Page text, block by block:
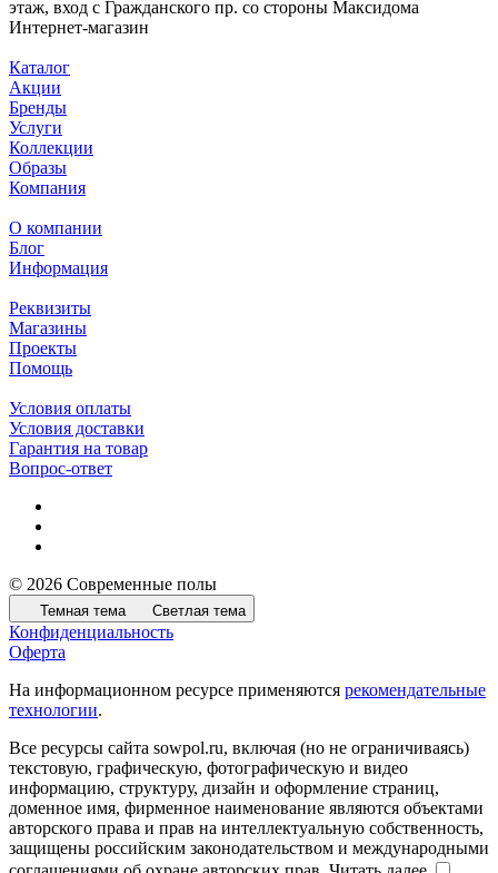
этаж, вход с Гражданского пр. со стороны Максидома
Интернет-магазин
Каталог
Акции
Бренды
Услуги
Коллекции
Образы
Компания
О компании
Блог
Информация
Реквизиты
Магазины
Проекты
Помощь
Условия оплаты
Условия доставки
Гарантия на товар
Вопрос-ответ
© 2026 Современные полы
Темная тема Светлая тема
Конфиденциальность
Оферта
На информационном ресурсе применяются рекомендательные
технологии.
Все ресурсы сайта sowpol.ru, включая (но не ограничиваясь)
текстовую, графическую, фотографическую и видео
информацию, структуру, дизайн и оформление страниц,
доменное имя, фирменное наименование являются объектами
авторского права и прав на интеллектуальную собственность,
защищены российским законодательством и международными